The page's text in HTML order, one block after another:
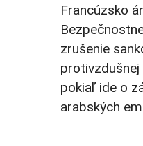
Francúzsko
zrušenie
protivzdušnej
pokiaľ ide o
arabských